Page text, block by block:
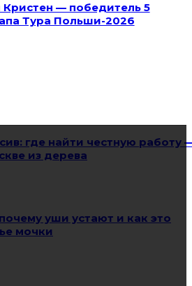
Кристен — победитель 5
Тура Польши-2026
где найти честную работу
из дерева
уши устают и как это
мочки